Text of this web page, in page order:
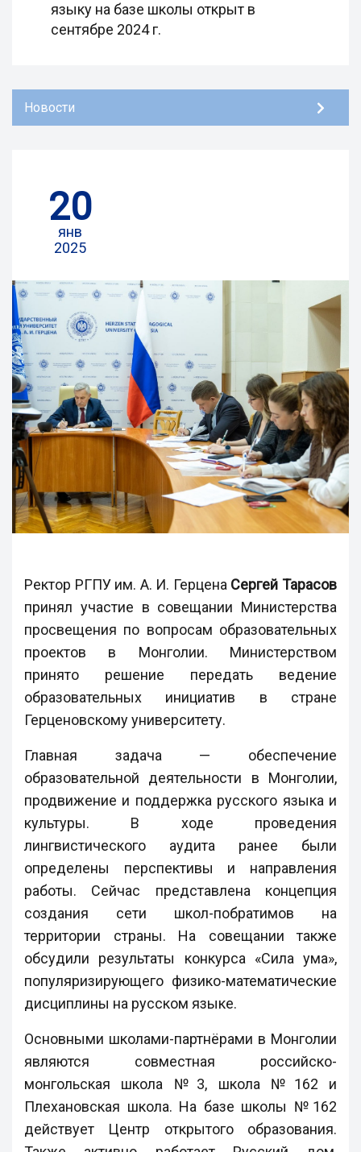
языку на базе школы открыт в
сентябре 2024 г.
Новости
20
янв
2025
Ректор РГПУ им. А. И. Герцена Сергей Тарасов
принял участие в совещании Министерства
просвещения по вопросам образовательных
проектов в Монголии. Министерством
принято решение передать ведение
образовательных инициатив в стране
Герценовскому университету.
Главная задача — обеспечение
образовательной деятельности в Монголии,
продвижение и поддержка русского языка и
культуры. В ходе проведения
лингвистического аудита ранее были
определены перспективы и направления
работы. Сейчас представлена концепция
создания сети школ-побратимов на
территории страны. На совещании также
обсудили результаты конкурса «Сила ума»,
популяризирующего физико-математические
дисциплины на русском языке.
Основными школами-партнёрами в Монголии
являются совместная российско-
монгольская школа №3, школа №162 и
Плехановская школа. На базе школы №162
действует Центр открытого образования.